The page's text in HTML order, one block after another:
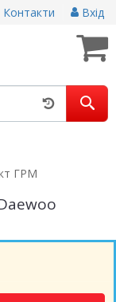
Контакти Вхід
ГРМ